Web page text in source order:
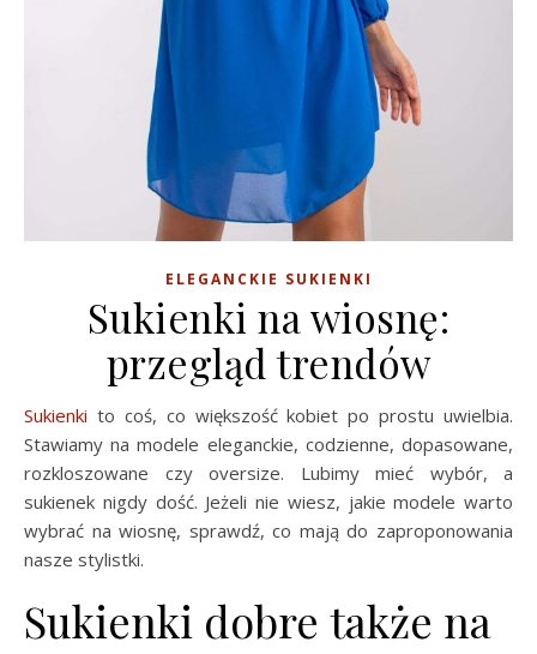
ELEGANCKIE SUKIENKI
Sukienki na wiosnę:
przegląd trendów
Sukienki to coś, co większość kobiet po prostu uwielbia.
Stawiamy na modele eleganckie, codzienne, dopasowane,
rozkloszowane czy oversize. Lubimy mieć wybór, a
sukienek nigdy dość. Jeżeli nie wiesz, jakie modele warto
wybrać na wiosnę, sprawdź, co mają do zaproponowania
nasze stylistki.
Sukienki dobre także na